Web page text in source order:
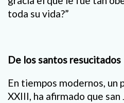
toda su vida?”
De los santos resucitados
En tiempos modernos, un
XXIII, ha afirmado que